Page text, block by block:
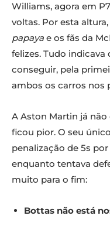
Williams, agora em
voltas. Por esta
papaya e os fãs da
felizes. Tudo
conseguir, pela
ambos os carros nos
A Aston Martin já não
ficou pior. O seu
penalização de 5s por
enquanto tentava
muito para o fim:
Bottas não está